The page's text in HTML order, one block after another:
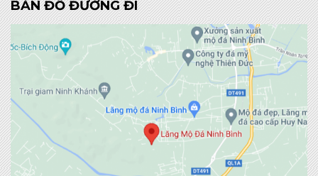
BẢN ĐỒ ĐƯỜNG ĐI